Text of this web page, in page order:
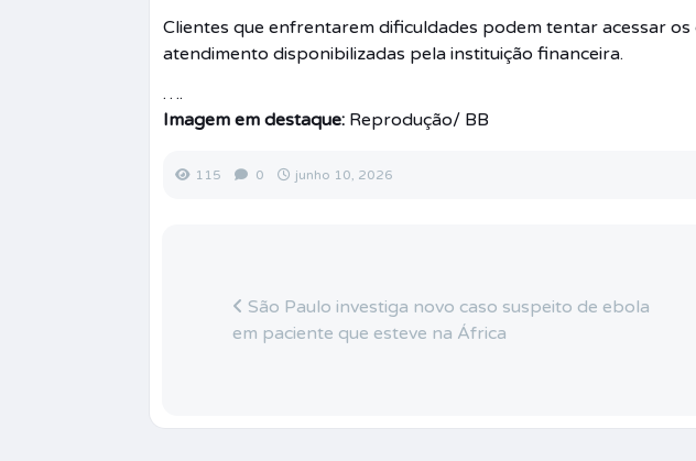
Clientes que enfrentarem dificuldades podem tentar acessar
atendimento disponibilizadas pela instituição financeira.
….
Imagem em destaque: Reprodução/ BB
115 0 junho 10, 2026
São Paulo investiga novo caso suspeito de ebola
em paciente que esteve na África